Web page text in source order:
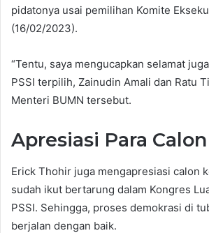
pidatonya usai pemilihan Komite
(16/02/2023).
“Tentu, saya mengucapkan selamat
PSSI terpilih, Zainudin Amali dan Ratu
Menteri BUMN tersebut.
Apresiasi Para
Erick Thohir juga mengapresiasi calon
sudah ikut bertarung dalam Kongres
PSSI. Sehingga, proses demokrasi di
berjalan dengan baik.